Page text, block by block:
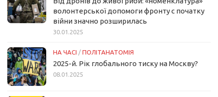
волонтерської допомоги фронту с початку
війни значно розширилась
30.01.2025
НА ЧАСІ / ПОЛІТАНАТОМІЯ
2025-й. Рік глобального тиску на Москву?
08.01.2025